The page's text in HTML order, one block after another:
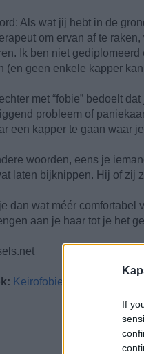
If
Als wat jij hebt in de
om ervan af te
Ik ben niet
(en geen enkele kapper
met “fobie” bedoelt
probleem of
een kapper te gaan waar
woorden, eens je
laten bijknippen. Hij of zij
dan wat méér comfortabel
aan je haar tot je het
Keirofobie of angst voor de